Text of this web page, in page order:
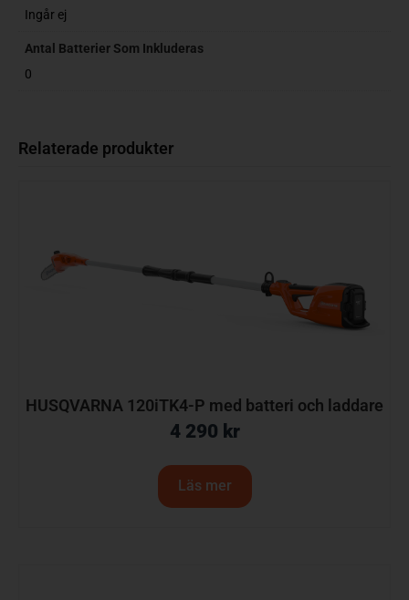
Ingår ej
Antal Batterier Som Inkluderas
0
Relaterade produkter
HUSQVARNA 120iTK4-P med batteri och laddare
4 290 kr
Läs mer